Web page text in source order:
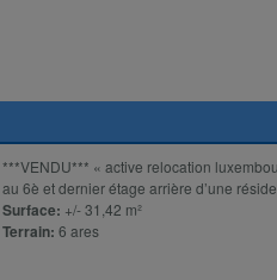
***VENDU*** « active relocation
au 6è et dernier étage arrière d’une
Surface: +/- 31,42 m²
Terrain: 6 ares